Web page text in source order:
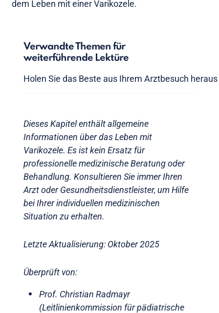
dem Leben mit einer Varikozele.
Verwandte Themen für
weiterführende Lektüre
Holen Sie das Beste aus Ihrem Arztbesuch heraus
Dieses Kapitel enthält allgemeine
Informationen über das Leben mit
Varikozele. Es ist kein Ersatz für
professionelle medizinische Beratung oder
Behandlung. Konsultieren Sie immer Ihren
Arzt oder Gesundheitsdienstleister, um Hilfe
bei Ihrer individuellen medizinischen
Situation zu erhalten.
Letzte Aktualisierung: Oktober 2025
Überprüft von:
Prof. Christian Radmayr
(Leitlinienkommission für pädiatrische